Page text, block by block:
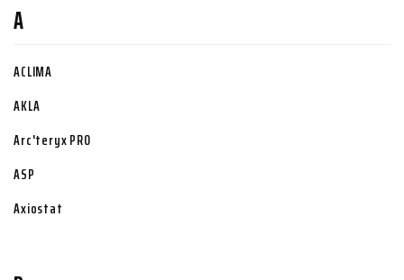
A
ACLIMA
AKLA
Arc'teryx PRO
ASP
Axiostat